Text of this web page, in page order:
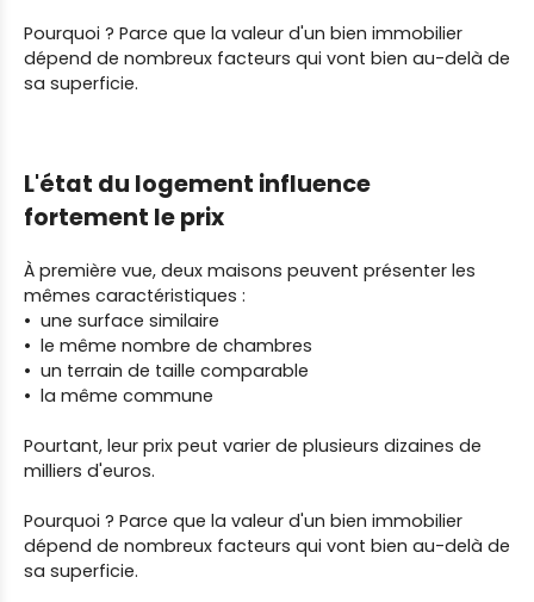
Pourquoi ? Parce que la valeur d'un bien immobilier
dépend de nombreux facteurs qui vont bien au-delà de
sa superficie.
L'état du logement influence
fortement le prix
À première vue, deux maisons peuvent présenter les
mêmes caractéristiques :
une surface similaire
le même nombre de chambres
un terrain de taille comparable
la même commune
Pourtant, leur prix peut varier de plusieurs dizaines de
milliers d'euros.
Pourquoi ? Parce que la valeur d'un bien immobilier
dépend de nombreux facteurs qui vont bien au-delà de
sa superficie.